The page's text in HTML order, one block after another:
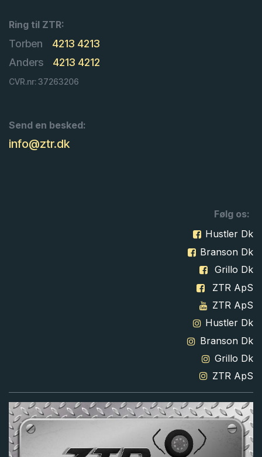
Ring til ZTR:
Torben
4213 4213
Anders
4213 4212
CVR.nr: 37263206
Send en besked:
info@ztr.dk
Følg os:
Hustler Dk
Branson Dk
Grillo Dk
ZTR ApS
ZTR ApS
Hustler Dk
Branson Dk
Grillo Dk
ZTR ApS